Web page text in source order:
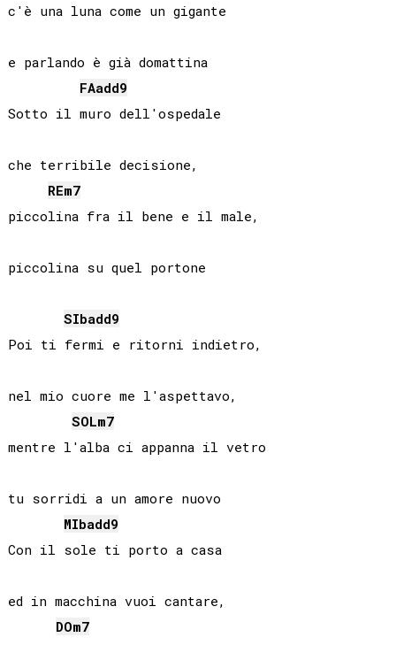
c'è una luna come un gigante
e parlando è già domattina
FAadd9
Sotto il muro dell'ospedale
che terribile decisione,
REm7
piccolina fra il bene e il male,
piccolina su quel portone
SIbadd9
Poi ti fermi e ritorni indietro,
nel mio cuore me l'aspettavo,
SOLm7
mentre l'alba ci appanna il vetro
tu sorridi a un amore nuovo
MIbadd9
Con il sole ti porto a casa
ed in macchina vuoi cantare,
DOm7